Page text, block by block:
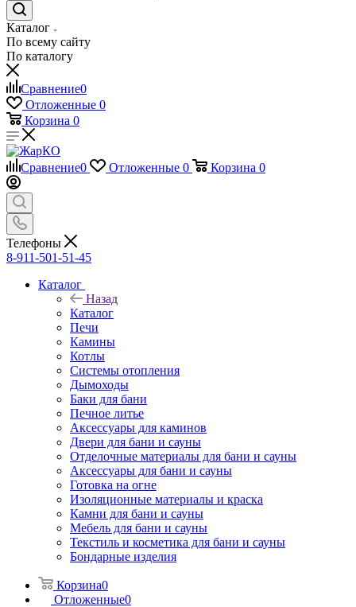
Каталог
По всему сайту
По каталогу
Сравнение0
Отложенные 0
Корзина 0
Сравнение0 Отложенные 0 Корзина 0
Телефоны
8-911-501-51-45
Каталог
Назад
Каталог
Печи
Камины
Котлы
Системы отопления
Дымоходы
Баки для бани
Печное литье
Аксессуары для каминов
Двери для бани и сауны
Отделочные материалы для бани и сауны
Аксессуары для бани и сауны
Готовка на огне
Изоляционные материалы и краска
Камни для бани и сауны
Мебель для бани и сауны
Текстиль и косметика для бани и сауны
Бондарные изделия
Корзина0
Отложенные0